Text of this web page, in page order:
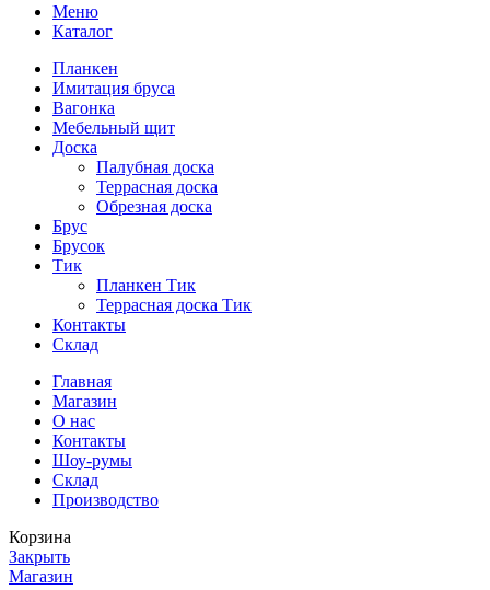
Меню
Каталог
Планкен
Имитация бруса
Вагонка
Мебельный щит
Доска
Палубная доска
Террасная доска
Обрезная доска
Брус
Брусок
Тик
Планкен Тик
Террасная доска Тик
Контакты
Склад
Главная
Магазин
О нас
Контакты
Шоу-румы
Склад
Производство
Корзина
Закрыть
Магазин